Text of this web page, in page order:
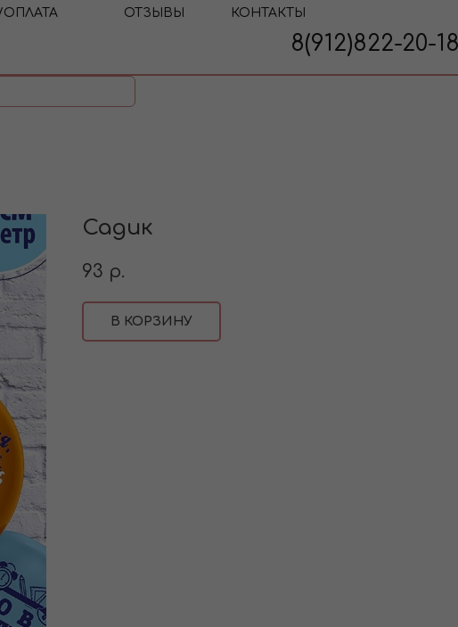
8(912)822-20-18
ОТЗЫВЫ КОНТАКТЫ
Садик
93 р.
В КОРЗИНУ